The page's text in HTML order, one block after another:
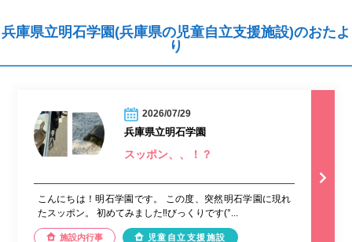
兵庫県立明石学園(兵庫県の児童自立支援施設)のおたよ
り
2026/07/29
兵庫県立明石学園
スッポン、、！？
こんにちは！明石学園です。 この度、突然明石学園に現れ
たスッポン。 初めてみました‼︎びっくりです(°...
施設内行事 児童自立支援施設